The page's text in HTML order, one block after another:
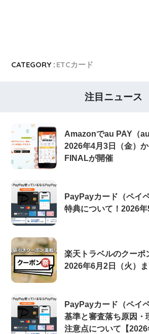
CATEGORY : ETCカード
注目ニュース
Amazonでau PAY（
2026年4月3日（金）
FINALが開催
PayPayカード（ペイ
特典について！2026
楽天トラベルのクーポ
2026年6月2日（火）
PayPayカード（ペイ
基準と審査落ち原因・
注意点について【2026